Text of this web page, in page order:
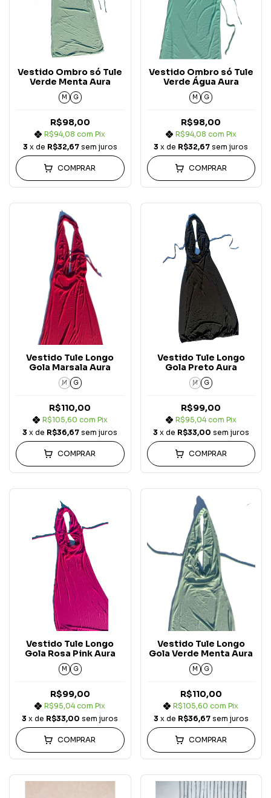
Vestido Ombro só Tule
Verde Menta Aura
M G
R$98,00
R$94,08com Pix
3 x de R$32,67 sem juros
COMPRAR
Vestido Ombro só Tule
Verde Água Aura
M G
R$98,00
R$94,08 com Pix
3 x de R$32,67 sem juros
COMPRAR
Vestido Tule Longo
Gola Marsala Aura
M G
R$110,00
R$105,60 com Pix
3 x de R$36,67 sem juros
COMPRAR
Vestido Tule Longo
Gola Preto Aura
M G
R$99,00
R$95,04com Pix
3 x de R$33,00 sem juros
COMPRAR
Vestido Tule Longo
Gola Rosa Pink Aura
M G
R$99,00
R$95,04com Pix
3 x de R$33,00 sem juros
COMPRAR
Vestido Tule Longo
Gola Verde Menta Aura
M G
R$110,00
R$105,60com Pix
3 x de R$36,67 sem juros
COMPRAR